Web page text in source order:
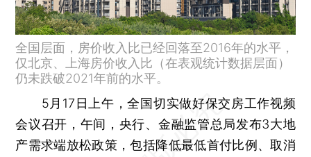
全国层面，房价收入比已经回落至2016年的水平，
仅北京、上海房价收入比（在表观统计数据层面）
仍未跌破2021年前的水平。
5月17日上午，全国切实做好保交房工作视频
会议召开，午间，央行、金融监管总局发布3大地
产需求端放松政策，包括降低最低首付比例、取消